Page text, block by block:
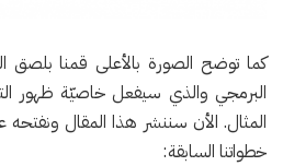
كما توضح الصورة بالأعلى قمنا بلصق
البرمجي والذي سيفعل خاصيّة ظهور
المثال. الأن سننشر هذا المقال
خطواتنا السابقة: